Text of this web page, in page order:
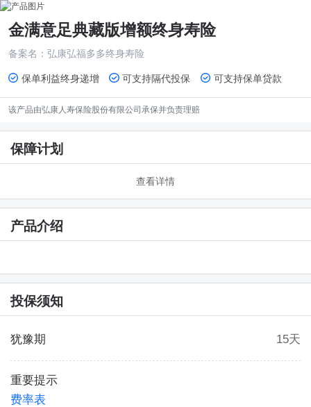
金满意足典藏版增额终身寿险
备案名： 弘康弘福多多终身寿险
保单利益终身递增 可支持隔代投保 可支持保单贷款
该产品由弘康人寿保险股份有限公司 承保并负责理赔
保障计划
查看详情
产品介绍
投保须知
犹豫期 15天
重要提示
费率表